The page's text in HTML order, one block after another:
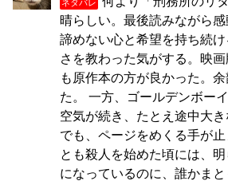
ネタバレ
晴らしい。最後読みながら感
諦めない心と希望を持ち続
さを教わった気がする。映
も原作本の方が良かった。
た。 一方、ゴールデンボー
空気が続き、たとえ途中大
でも、ページをめくる手が
とも殺人を始めた頃には、
になっているのに、誰かま